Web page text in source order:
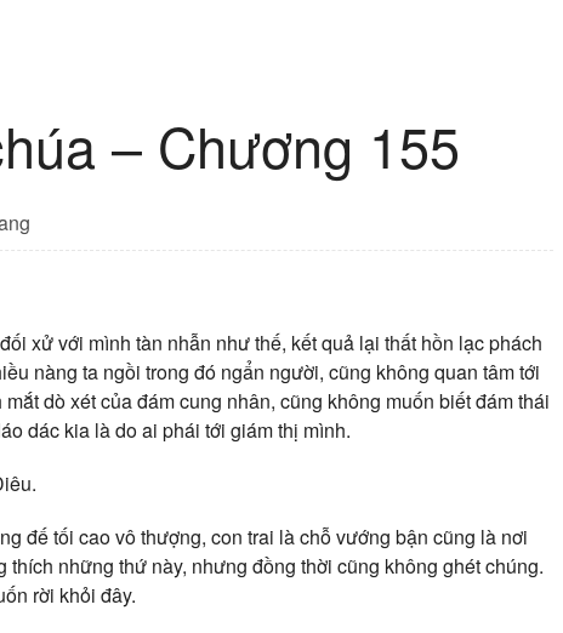
– Chương 155
xử với mình tàn nhẫn như thế, kết quả lại thất hồn lạc phách
nàng ta ngồi trong đó ngẩn người, cũng không quan tâm tới
dò xét của đám cung nhân, cũng không muốn biết đám thái
dác kia là do ai phái tới giám thị mình.
đế tối cao vô thượng, con trai là chỗ vướng bận cũng là nơi
thích những thứ này, nhưng đồng thời cũng không ghét chúng.
rời khỏi đây.